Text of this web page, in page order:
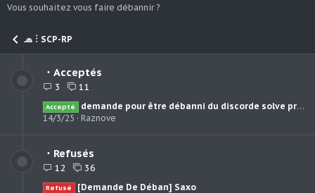
Vous souhaitez vous faire débannir ?
🧢︙SCP-RP
・Acceptés
3 11
Accepté
demande pour être débanni du discorde solve principale
14/3/25
Raznove
・Refusés
12 36
Refusé
[Demande De Déban] Saxo